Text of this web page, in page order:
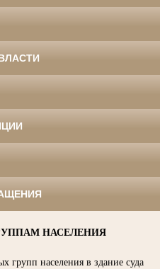
НАСЕЛЕНИЯ
групп населения в здание суда